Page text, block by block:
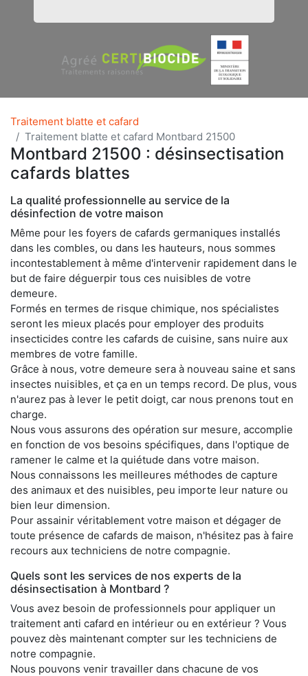
Traitement blatte et cafard
Traitement blatte et cafard Montbard 21500
Montbard 21500 : désinsectisation
cafards blattes
La qualité professionnelle au service de la
désinfection de votre maison
Même pour les foyers de cafards germaniques installés
dans les combles, ou dans les hauteurs, nous sommes
incontestablement à même d'intervenir rapidement dans le
but de faire déguerpir tous ces nuisibles de votre
demeure.
Formés en termes de risque chimique, nos spécialistes
seront les mieux placés pour employer des produits
insecticides contre les cafards de cuisine, sans nuire aux
membres de votre famille.
Grâce à nous, votre demeure sera à nouveau saine et sans
insectes nuisibles, et ça en un temps record. De plus, vous
n'aurez pas à lever le petit doigt, car nous prenons tout en
charge.
Nous vous assurons des opération sur mesure, accomplie
en fonction de vos besoins spécifiques, dans l'optique de
ramener le calme et la quiétude dans votre maison.
Nous connaissons les meilleures méthodes de capture
des animaux et des nuisibles, peu importe leur nature ou
bien leur dimension.
Pour assainir véritablement votre maison et dégager de
toute présence de cafards de maison, n'hésitez pas à faire
recours aux techniciens de notre compagnie.
Quels sont les services de nos experts de la
désinsectisation à Montbard ?
Vous avez besoin de professionnels pour appliquer un
traitement anti cafard en intérieur ou en extérieur ? Vous
pouvez dès maintenant compter sur les techniciens de
notre compagnie.
Nous pouvons venir travailler dans chacune de vos